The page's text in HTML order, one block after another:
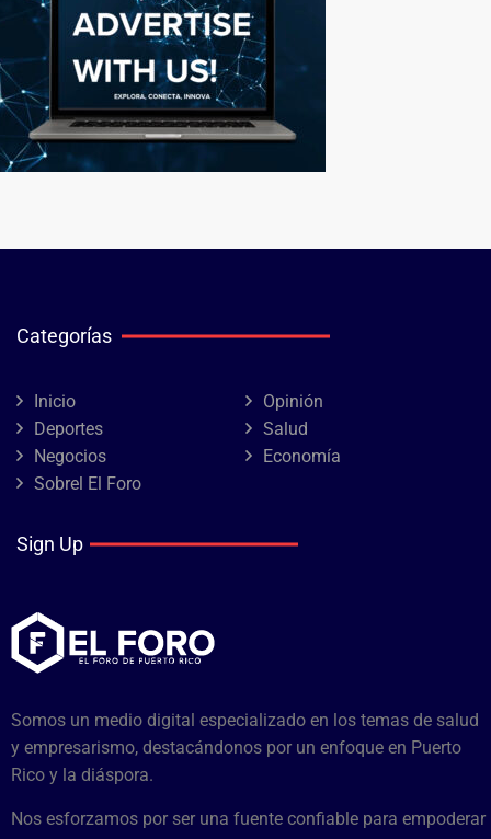
Categorías
Inicio
Opinión
Deportes
Salud
Negocios
Economía
Sobrel El Foro
Sign Up
Somos un medio digital especializado en los temas de salud
y empresarismo, destacándonos por un enfoque en Puerto
Rico y la diáspora.
Nos esforzamos por ser una fuente confiable para empoderar